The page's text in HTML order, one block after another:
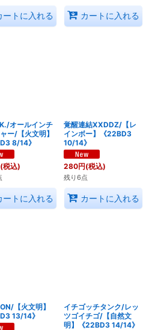
ートに入れる カートに入れる
オールインチ
ー/【火文明】
8/14》
(税込)
ートに入れる
覚醒連結XXDDZ/【レ
インボー】《22BD3
10/14》
280円(税込)
残り6点
カートに入れる
【火文明】
13/14》
イチゴッチタンク/レッ
ツゴイチゴ/【自然文
明】《22BD3 14/14》